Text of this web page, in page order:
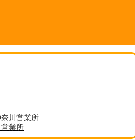
川営業所
業所